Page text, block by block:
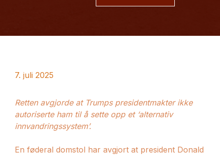
7. juli 2025
Retten avgjorde at Trumps presidentmakter ikke
autoriserte ham til å sette opp et ‘alternativ
innvandringssystem’.
En føderal domstol har avgjort at president Donald